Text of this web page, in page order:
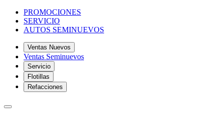
PROMOCIONES
SERVICIO
AUTOS SEMINUEVOS
Ventas Nuevos
Ventas Seminuevos
Servicio
Flotillas
Refacciones